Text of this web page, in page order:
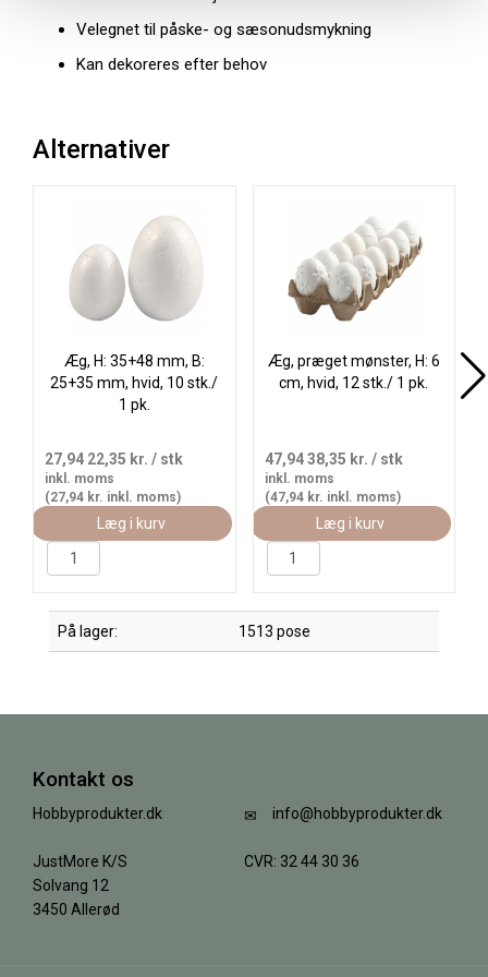
Velegnet til påske- og sæsonudsmykning
Kan dekoreres efter behov
Alternativer
Æg, H: 35+48 mm, B:
25+35 mm, hvid, 10 stk./
1 pk.
27,94 22,35 kr. / stk
inkl. moms
(27,94 kr. inkl. moms)
Læg i kurv
Æg, præget mønster, H: 6
cm, hvid, 12 stk./ 1 pk.
47,9438,35 kr. / stk
inkl. moms
(47,94 kr. inkl. moms)
Læg i kurv
På lager: 1513 pose
Kontakt os
Hobbyprodukter.dk
JustMore K/S
Solvang 12
3450 Allerød
info@hobbyprodukter.dk
CVR: 32 44 30 36